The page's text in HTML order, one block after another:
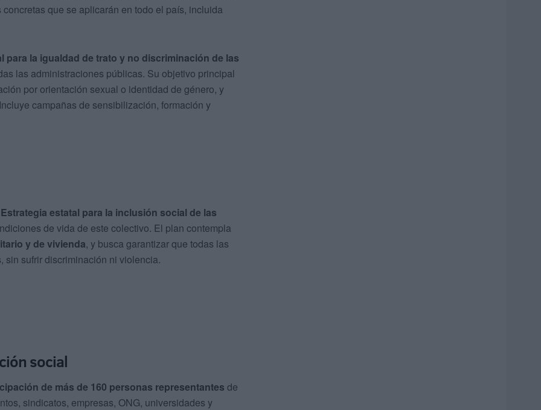
que se aplicarán en todo el país, incluida
para la igualdad de trato y no discriminación de las
las administraciones públicas. Su objetivo principal
por orientación sexual o identidad de género, y
campañas de sensibilización, formación y
Estrategia estatal para la inclusión social de las
de vida de este colectivo. El plan contempla
y de vivienda, y busca garantizar que todas las
sin sufrir discriminación ni violencia.
social
de más de 160 personas representantes de
sindicatos, empresas, ONG, universidades y